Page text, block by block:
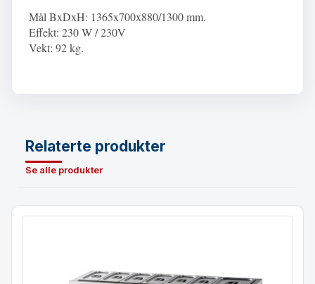
Mål BxDxH: 1365x700x880/1300 mm.
Effekt: 230 W / 230V
Vekt: 92 kg.
Relaterte produkter
Se alle produkter